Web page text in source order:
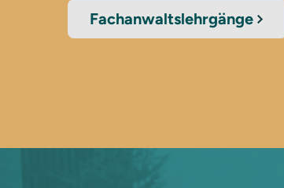
Fachanwaltslehrgänge